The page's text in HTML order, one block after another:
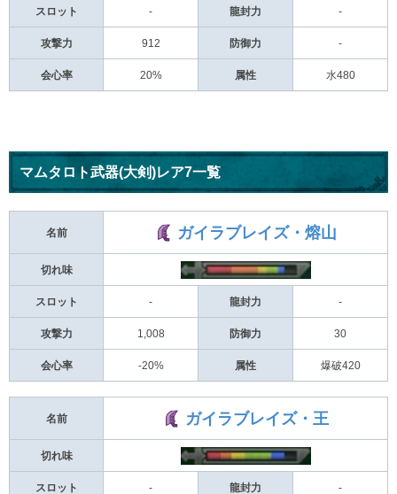
スロット - 龍封力 -
攻撃力 912 防御力 -
会心率 20% 属性 水480
マムタロト武器(大剣)レア7一覧
名前 ガイラブレイズ・熔山
切れ味
スロット - 龍封力 -
攻撃力 1,008 防御力 30
会心率 -20% 属性 爆破420
名前 ガイラブレイズ・王
切れ味
スロット - 龍封力 -